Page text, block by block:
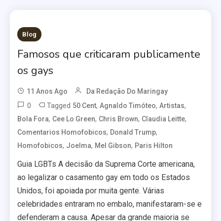
Blog
Famosos que criticaram publicamente
os gays
11 Anos Ago Da Redação Do Maringay
0 Tagged 50 Cent,Agnaldo Timóteo,Artistas,
Bola Fora, Cee Lo Green, Chris Brown, Claudia Leitte,
Comentarios Homofobicos, Donald Trump,
Homofobicos, Joelma, Mel Gibson, Paris Hilton
Guia LGBTs A decisão da Suprema Corte americana,
ao legalizar o casamento gay em todo os Estados
Unidos, foi apoiada por muita gente. Várias
celebridades entraram no embalo, manifestaram-se e
defenderam a causa. Apesar da grande maioria se